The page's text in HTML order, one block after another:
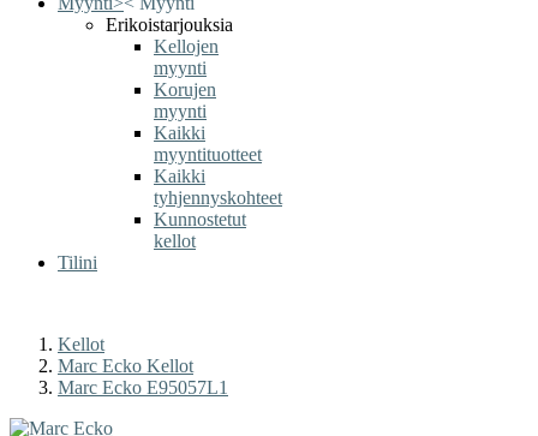
Erikoistarjouksia
Kellojen
myynti
Korujen
myynti
Kaikki
myyntituotteet
Kaikki
tyhjennyskohteet
Kunnostetut
kellot
Tilini
Kellot
Marc Ecko Kellot
Marc Ecko E95057L1